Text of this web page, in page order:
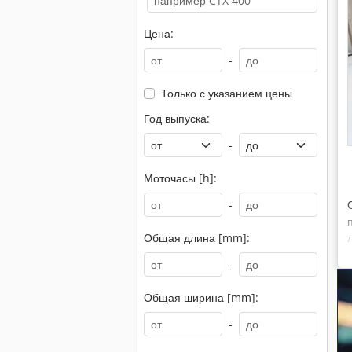
Цена:
-
Только с указанием цены
Год выпуска:
-
Моточасы [h]:
-
Общая длина [mm]:
-
Общая ширина [mm]:
-